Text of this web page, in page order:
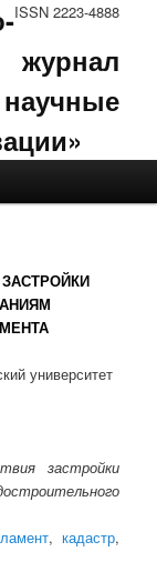
ISSN 2223-4888
университет
застройки
, кадастр,